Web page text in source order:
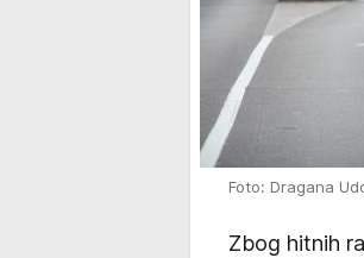
Foto: Dragana
Zbog hitnih